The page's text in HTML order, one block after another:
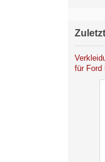
für Ford